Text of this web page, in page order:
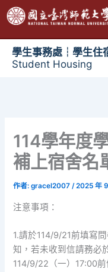
至
學生事務處┆學生住
Student Housing
114學年度
補上宿舍名
作者:gracel2007/2025 年
注意事項：
1.請於114/9/21前填寫
知，若未收到信請務必
114/9/22（一）17:00